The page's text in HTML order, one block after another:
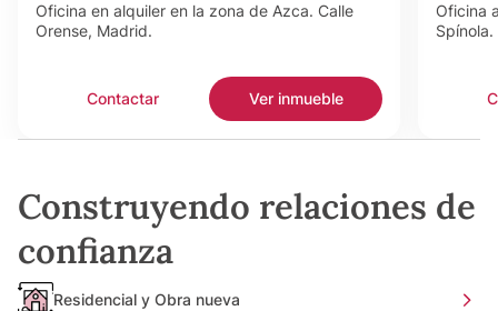
Oficina en alquiler en la zona de Azca. Calle
Orense, Madrid.
Contactar Ver inmueble
Oficina
Spínola.
Construyendo relaciones de
confianza
Residencial y Obra nueva